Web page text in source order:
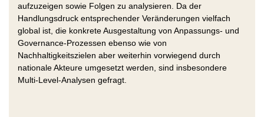
aufzuzeigen sowie Folgen zu analysieren. Da der
Handlungsdruck entsprechender Veränderungen vielfach
global ist, die konkrete Ausgestaltung von Anpassungs- und
Governance-Prozessen ebenso wie von
Nachhaltigkeitszielen aber weiterhin vorwiegend durch
nationale Akteure umgesetzt werden, sind insbesondere
Multi-Level-Analysen gefragt.